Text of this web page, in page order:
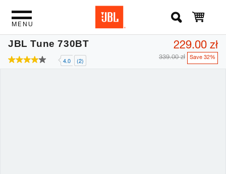
MENU
JBL Tune 730BT
4.0 (2)
229.00 zł
339.00 zł Save 32%